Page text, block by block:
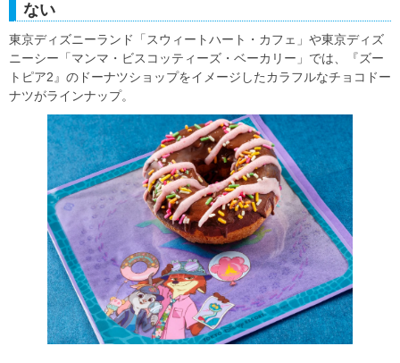
ない
東京ディズニーランド「スウィートハート・カフェ」や東京ディズ
ニーシー「マンマ・ビスコッティーズ・ベーカリー」では、『ズー
トピア2』のドーナツショップをイメージしたカラフルなチョコドー
ナツがラインナップ。